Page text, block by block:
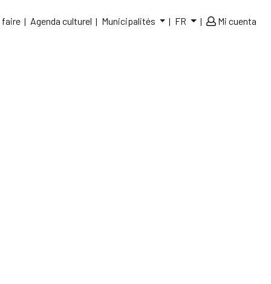
faire Agenda culturel Municipalités FR Mi cuenta